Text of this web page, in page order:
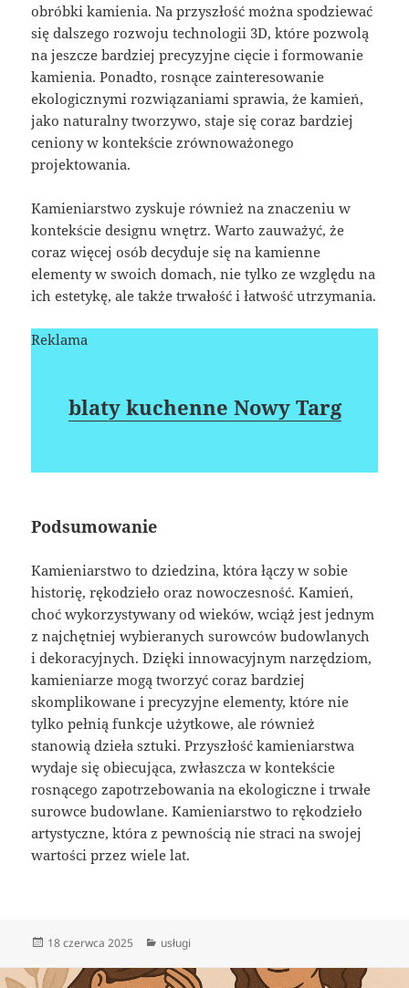
obróbki kamienia. Na przyszłość można spodziewać
się dalszego rozwoju technologii 3D, które pozwolą
na jeszcze bardziej precyzyjne cięcie i formowanie
kamienia. Ponadto, rosnące zainteresowanie
ekologicznymi rozwiązaniami sprawia, że kamień,
jako naturalny tworzywo, staje się coraz bardziej
ceniony w kontekście zrównoważonego
projektowania.
Kamieniarstwo zyskuje również na znaczeniu w
kontekście designu wnętrz. Warto zauważyć, że
coraz więcej osób decyduje się na kamienne
elementy w swoich domach, nie tylko ze względu na
ich estetykę, ale także trwałość i łatwość utrzymania.
Reklama
blaty kuchenne Nowy Targ
Podsumowanie
Kamieniarstwo to dziedzina, która łączy w sobie
historię, rękodzieło oraz nowoczesność. Kamień,
choć wykorzystywany od wieków, wciąż jest jednym
z najchętniej wybieranych surowców budowlanych
i dekoracyjnych. Dzięki innowacyjnym narzędziom,
kamieniarze mogą tworzyć coraz bardziej
skomplikowane i precyzyjne elementy, które nie
tylko pełnią funkcje użytkowe, ale również
stanowią dzieła sztuki. Przyszłość kamieniarstwa
wydaje się obiecująca, zwłaszcza w kontekście
rosnącego zapotrzebowania na ekologiczne i trwałe
surowce budowlane. Kamieniarstwo to rękodzieło
artystyczne, która z pewnością nie straci na swojej
wartości przez wiele lat.
Data
18 czerwca 2025 Kategorie
usługi